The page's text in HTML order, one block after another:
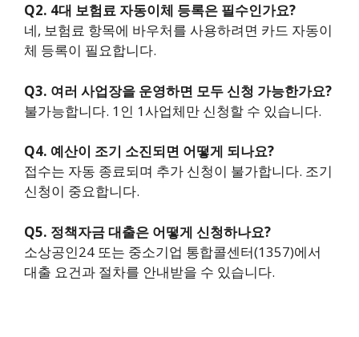
Q2. 4대 보험료 자동이체 등록은 필수인가요?
네, 보험료 항목에 바우처를 사용하려면 카드 자동이
체 등록이 필요합니다.
Q3. 여러 사업장을 운영하면 모두 신청 가능한가요?
불가능합니다. 1인 1사업체만 신청할 수 있습니다.
Q4. 예산이 조기 소진되면 어떻게 되나요?
접수는 자동 종료되며 추가 신청이 불가합니다. 조기
신청이 중요합니다.
Q5. 정책자금 대출은 어떻게 신청하나요?
소상공인24 또는 중소기업 통합콜센터(1357)에서
대출 요건과 절차를 안내받을 수 있습니다.